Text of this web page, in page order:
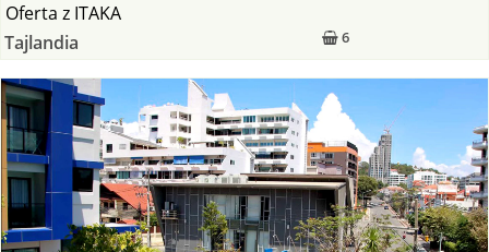
6
Oferta z ITAKA
Tajlandia